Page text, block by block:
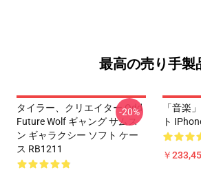
最高の売り手製
タイラー、クリエイター Odd
Future Wolf ギャング サムス
ン ギャラクシー ソフト ケー
ス RB1211
-20%
「音楽
ト
￥